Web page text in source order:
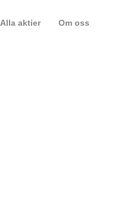
Om oss
Alla aktier